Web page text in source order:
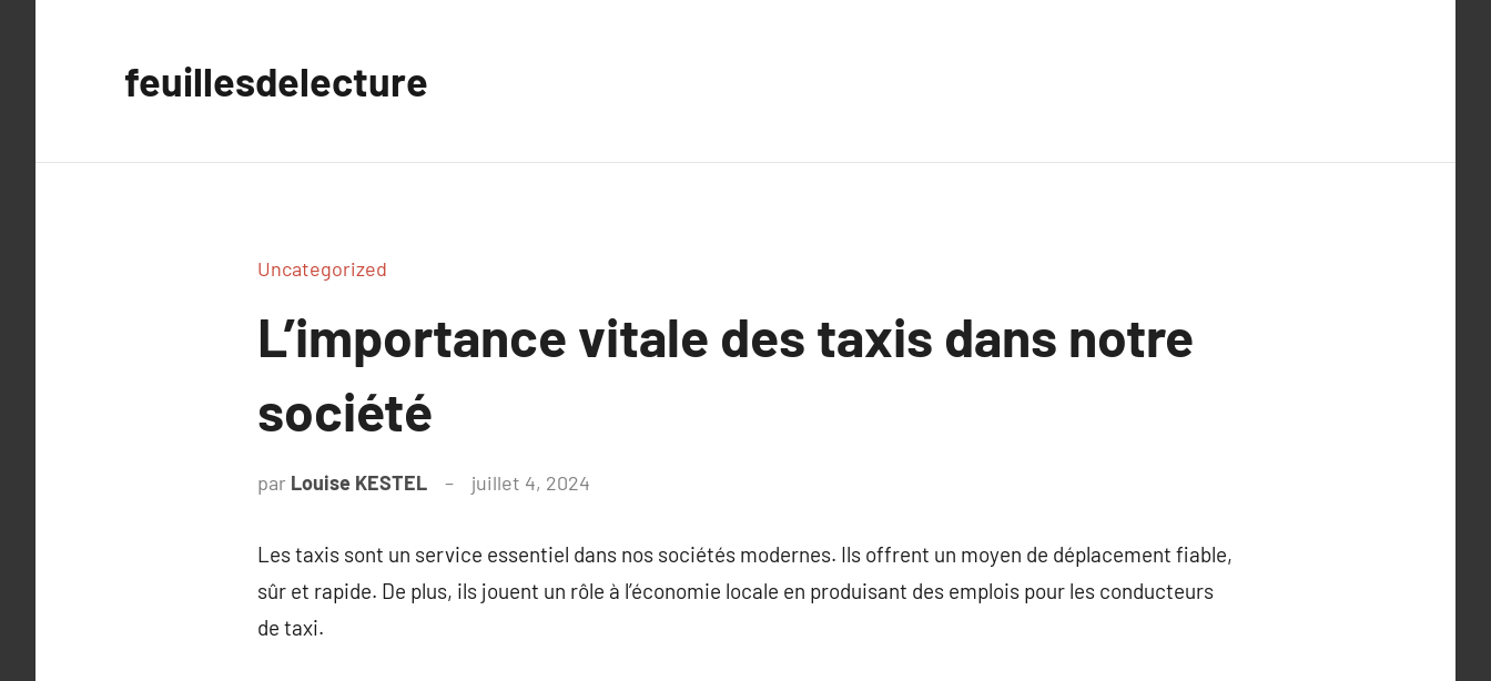
feuillesdelecture
Uncategorized
L’importance vitale des taxis dans notre
société
par Louise KESTEL juillet 4, 2024
Les taxis sont un service essentiel dans nos sociétés modernes. Ils offrent un moyen de déplacement fiable,
sûr et rapide. De plus, ils jouent un rôle à l’économie locale en produisant des emplois pour les conducteurs
de taxi.